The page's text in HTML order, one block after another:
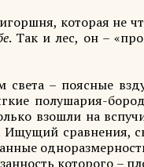
которая не
. Так и лес, он –
– поясные
полушария-
взошли на
сравнения,
которого –